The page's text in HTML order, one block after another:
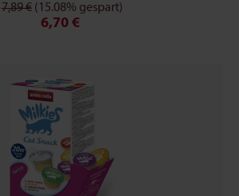
7,89 € (15.08% gespart)
6,70 €